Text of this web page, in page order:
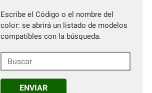
Escribe el Código o el nombre del
color: se abrirá un listado de modelos
compatibles con la búsqueda.
Buscar
ENVIAR